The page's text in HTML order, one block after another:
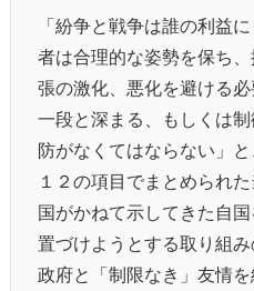
「紛争と戦争は誰の利益
者は合理的な姿勢を保ち
張の激化、悪化を避ける
一段と深まる、もしくは
防がなくてはならない」と
１２の項目でまとめられ
国がかねて示してきた自
置づけようとする取り組
政府と「制限なき」友情